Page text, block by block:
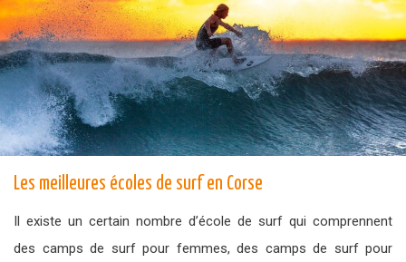
Les meilleures écoles de surf en Corse
Il existe un certain nombre d’école de surf qui comprennent
des camps de surf pour femmes, des camps de surf pour